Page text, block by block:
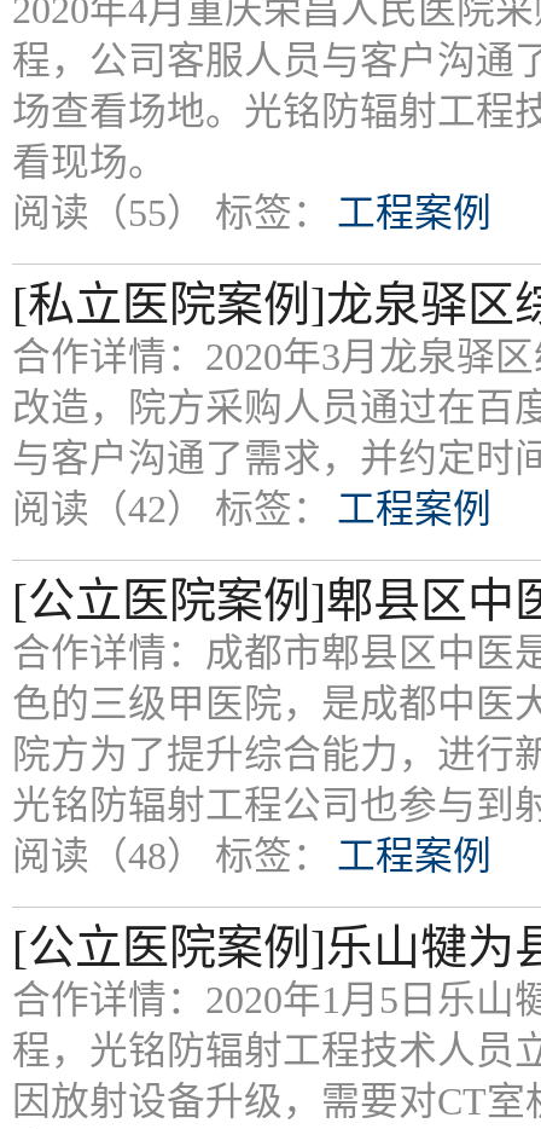
2020年4月重庆荣昌人民医院
程，公司客服人员与客户沟通
场查看场地。光铭防辐射工程
看现场。
阅读（55） 标签： 工程案例
[私立医院案例]龙泉驿区
合作详情：2020年3月龙泉驿
改造，院方采购人员通过在百
与客户沟通了需求，并约定时
阅读（42） 标签： 工程案例
[公立医院案例]郫县区中
合作详情：成都市郫县区中医
色的三级甲医院，是成都中医
院方为了提升综合能力，进行
光铭防辐射工程公司也参与到
阅读（48） 标签： 工程案例
[公立医院案例]乐山犍为
合作详情：2020年1月5日乐
程，光铭防辐射工程技术人员
因放射设备升级，需要对CT